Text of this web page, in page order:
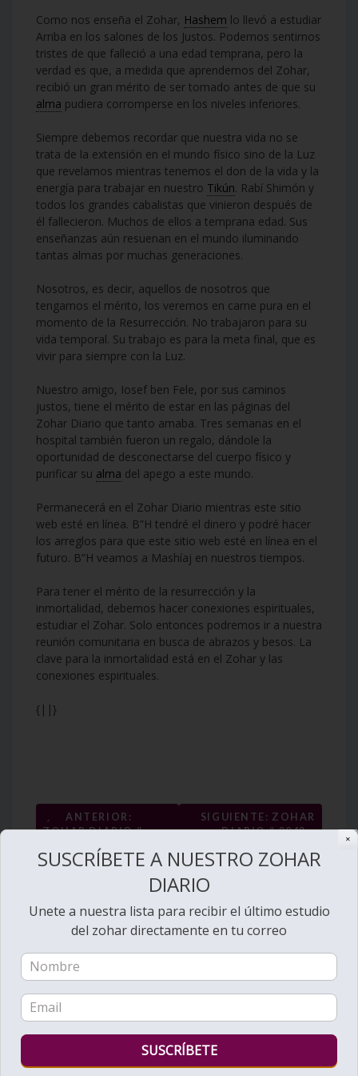
Como nos enseña el Zohar, Hashem lo llevó a estudiar
Arriba en los salones de los Justos. Podemos sentirnos
tristes de que falleció a una edad temprana, pero la
verdad es que, a medida que aprendemos del Zohar,
recibió un gran mérito de ser tomado antes de que su
alma pudiera corromperse en los niveles inferiores.
Siempre debemos recordar que nuestra vida no se
trata de la extensión en el mundo físico sino de la Luz
que revelamos mientras tenemos el don de la vida y la
energía para trabajar en nuestro Tikún. Rabí Shimón y
todos los grandes cabalistas que vinieron después de
él fallecieron. Muchos de ellos a temprana edad. Sus
enseñanzas aún resuenan en el mundo iluminando
tantas almas por muchas generaciones.
Nosotros, es decir, aquellos de nosotros que
tengamos el mérito, los veremos en carne pura en el
momento de la Resurrección. No trabajaron para su
vida temporal. Su trabajo es para la meta final, que es
vivir para siempre con la Luz.
Nuestro amigo, Iosef ben Fele, por sus caminos
justos, tiene el mérito de estar en las páginas del
Zohar Diario que tanto amaba. Tres semanas en el
hospital también fueron un regalo, dándole la
oportunidad de desconectarse del cuerpo físico y
purificar su alma del apego a este mundo.
Permanecerá en el Zohar Diario mientras este sitio
web esté en línea. B”H tendré el dinero y podré hacer
los arreglos para que este sitio web esté en línea en el
futuro. B”H veamos a Mashíaj en nuestros tiempos.
Para tener el mérito de la resurrección y la
inmortalidad, debemos hacer conexiones espirituales,
estudiar el Zohar. Solo entonces podremos ir a nuestra
reunión comunitaria en busca de abrazos y besos. La
clave para la inmortalidad está en el Zohar y las
conexiones espirituales.
{||}
Navegación
entradas
←
ANTERIOR:
ZOHAR DIARIO #
2040 – MISHPATIM –
ECHA FUERA A ESTA
SIGUIENTE: ZOHAR
DIARIO # 2042 –
VESTIMENTAS DEL
✕
SUSCRÍBETE A NUESTRO ZOHAR
DIARIO
Unete a nuestra lista para recibir el último estudio
del zohar directamente en tu correo